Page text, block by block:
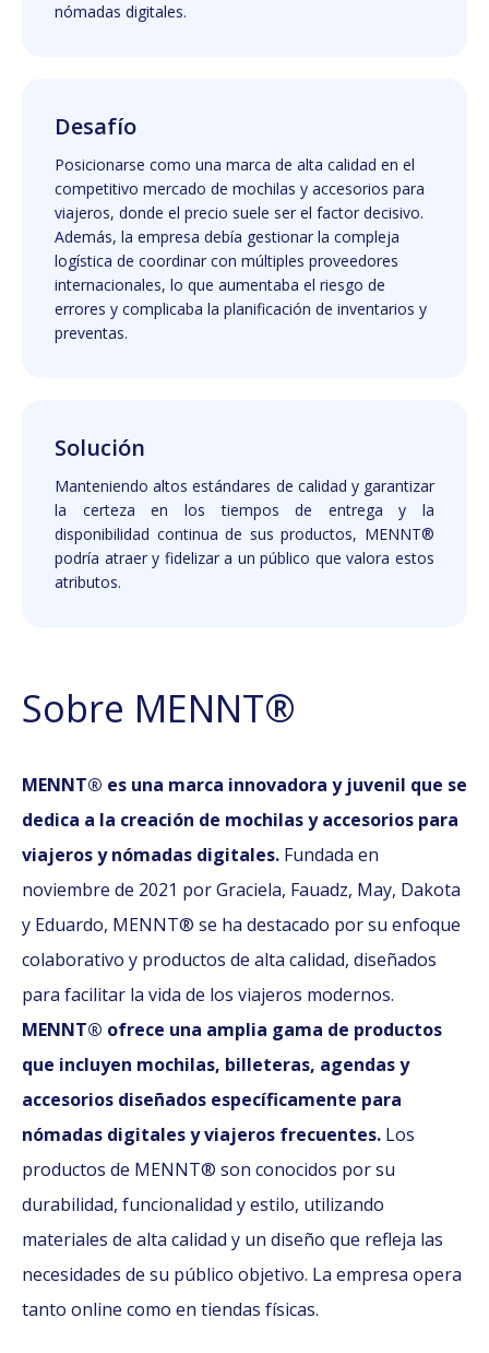
nómadas digitales.
Desafío
Posicionarse como una marca de alta calidad en el
competitivo mercado de mochilas y accesorios para
viajeros, donde el precio suele ser el factor decisivo.
Además, la empresa debía gestionar la compleja
logística de coordinar con múltiples proveedores
internacionales, lo que aumentaba el riesgo de
errores y complicaba la planificación de inventarios y
preventas.
Solución
Manteniendo altos estándares de calidad y garantizar
la certeza en los tiempos de entrega y la
disponibilidad continua de sus productos, MENNT®
podría atraer y fidelizar a un público que valora estos
atributos.
Sobre MENNT®
MENNT® es una marca innovadora y juvenil que se
dedica a la creación de mochilas y accesorios para
viajeros y nómadas digitales. Fundada en
noviembre de 2021 por Graciela, Fauadz, May, Dakota
y Eduardo, MENNT® se ha destacado por su enfoque
colaborativo y productos de alta calidad, diseñados
para facilitar la vida de los viajeros modernos.
MENNT® ofrece una amplia gama de productos
que incluyen mochilas, billeteras, agendas y
accesorios diseñados específicamente para
nómadas digitales y viajeros frecuentes. Los
productos de MENNT® son conocidos por su
durabilidad, funcionalidad y estilo, utilizando
materiales de alta calidad y un diseño que refleja las
necesidades de su público objetivo. La empresa opera
tanto online como en tiendas físicas.